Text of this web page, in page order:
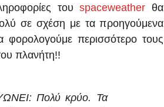
του spaceweather θα
σε σχέση με τα προηγούμενα
φορολογούμε περισσότερο τους
πλανήτη!!
Πολύ κρύο. Τα